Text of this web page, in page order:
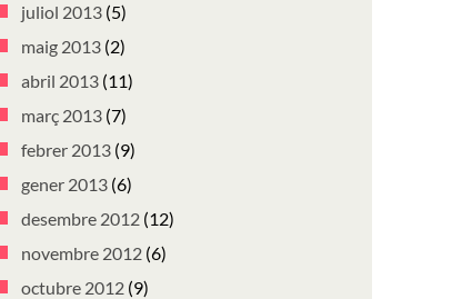
juliol 2013 (5)
maig 2013 (2)
abril 2013 (11)
març 2013 (7)
febrer 2013 (9)
gener 2013 (6)
desembre 2012 (12)
novembre 2012 (6)
octubre 2012 (9)